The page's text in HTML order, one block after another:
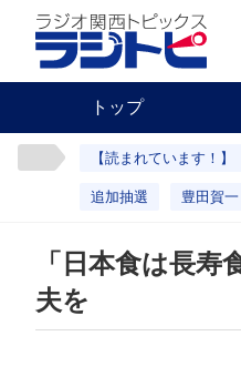
トップ
【読まれています！】
追加抽選 豊田賀一
「日本食は長
夫を